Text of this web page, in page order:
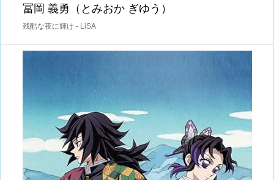
冨岡 義勇（とみおか ぎゆう）
残酷な夜に輝け - LiSA